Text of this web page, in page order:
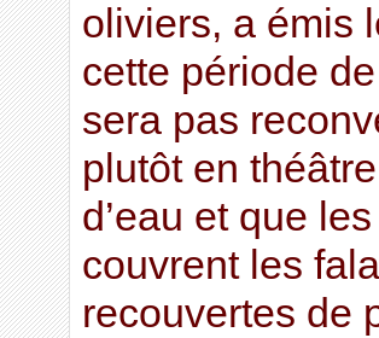
oliviers, a émis
cette période
sera pas
plutôt en
d’eau et que
couvrent les
recouvertes de